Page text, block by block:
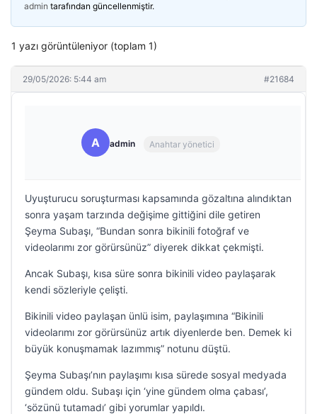
admin tarafından güncellenmiştir.
1 yazı görüntüleniyor (toplam 1)
29/05/2026: 5:44 am #21684
A admin Anahtar yönetici
Uyuşturucu soruşturması kapsamında gözaltına alındıktan
sonra yaşam tarzında değişime gittiğini dile getiren
Şeyma Subaşı, “Bundan sonra bikinili fotoğraf ve
videolarımı zor görürsünüz” diyerek dikkat çekmişti.
Ancak Subaşı, kısa süre sonra bikinili video paylaşarak
kendi sözleriyle çelişti.
Bikinili video paylaşan ünlü isim, paylaşımına “Bikinili
videolarımı zor görürsünüz artık diyenlerde ben. Demek ki
büyük konuşmamak lazımmış” notunu düştü.
Şeyma Subaşı’nın paylaşımı kısa sürede sosyal medyada
gündem oldu. Subaşı için ‘yine gündem olma çabası’,
‘sözünü tutamadı’ gibi yorumlar yapıldı.